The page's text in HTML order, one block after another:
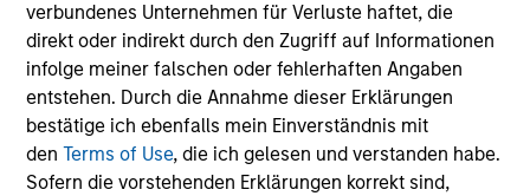
verbundenes Unternehmen für Verluste haftet, die
direkt oder indirekt durch den Zugriff auf Informationen
infolge meiner falschen oder fehlerhaften Angaben
entstehen. Durch die Annahme dieser Erklärungen
bestätige ich ebenfalls mein Einverständnis mit
denTerms of Use, die ich gelesen und verstanden habe.
Sofern die vorstehenden Erklärungen korrekt sind,
The Calvert Climate Aligned Strategy is
guided by Calvert’s Principles of
Responsible Investing. It seeks to identify
companies Calvert considers climate
aligned in areas that are material to the
long-term performance of a company.